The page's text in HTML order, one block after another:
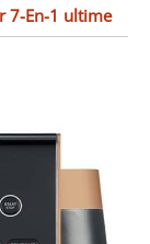
7-En-1 ultime